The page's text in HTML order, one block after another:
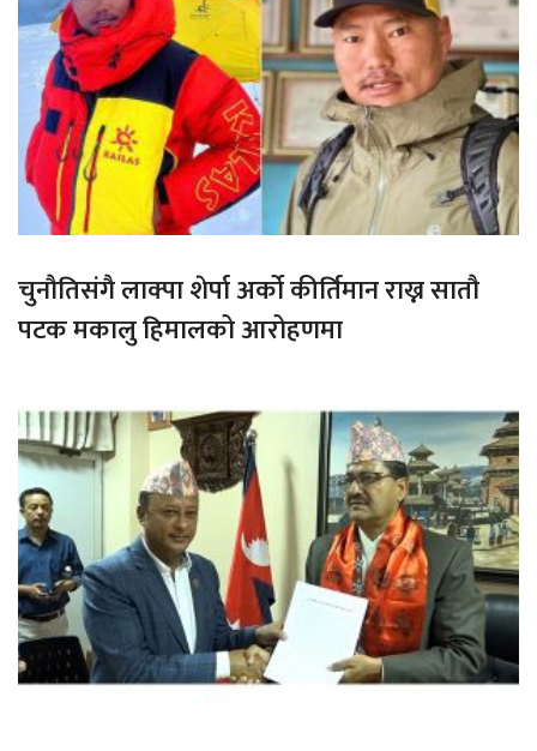
चुनौतिसंगै लाक्पा शेर्पा अर्को कीर्तिमान राख्न सातौ
पटक मकालु हिमालको आरोहणमा